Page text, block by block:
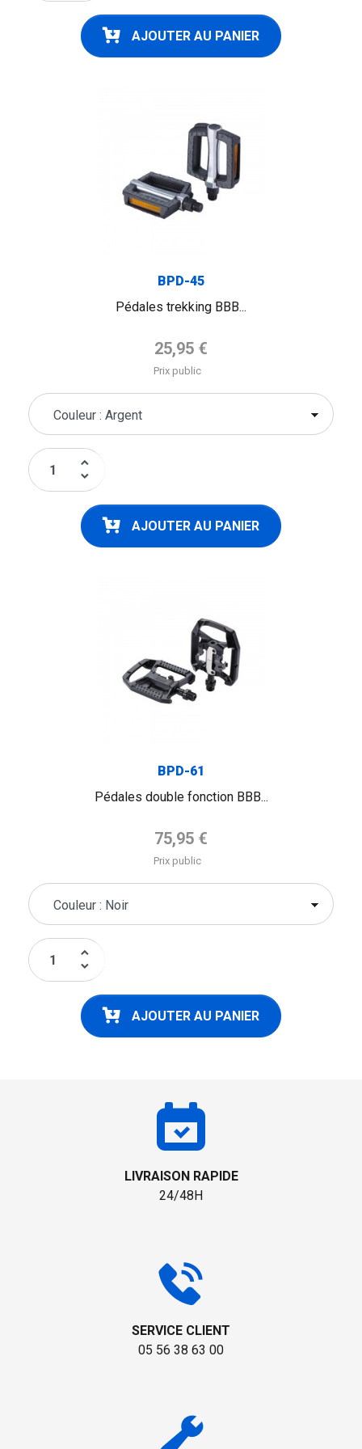
AJOUTER AU PANIER
BPD-45
Pédales trekking BBB...
Prix de base
25,95 €
Prix public
keyboard_arrow_up
keyboard_arrow_down
AJOUTER AU PANIER
BPD-61
Pédales double fonction BBB...
Prix de base
75,95 €
Prix public
keyboard_arrow_up
keyboard_arrow_down
AJOUTER AU PANIER
LIVRAISON RAPIDE
24/48H
SERVICE CLIENT
05 56 38 63 00